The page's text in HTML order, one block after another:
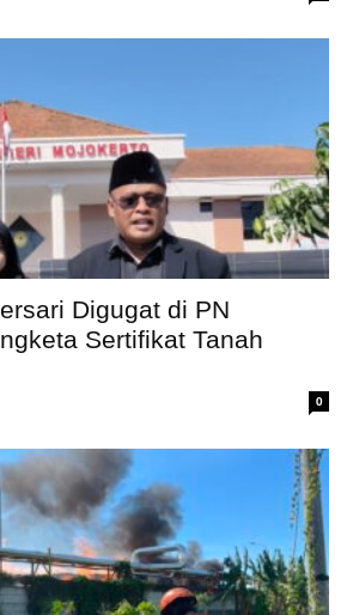
Digugat di PN
Sertifikat Tanah
0